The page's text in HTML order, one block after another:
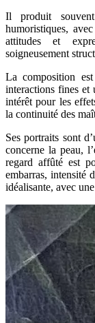
Il produit
humoristiques,
attitudes et
soigneusement
La composition
interactions fines et
intérêt pour les
la continuité des
Ses portraits sont
concerne la peau,
regard affûté est
embarras, intensité
idéalisante, avec